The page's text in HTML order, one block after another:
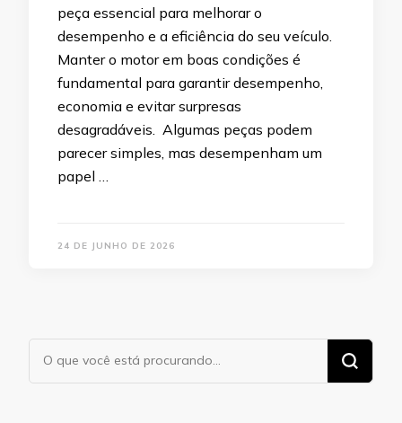
peça essencial para melhorar o
desempenho e a eficiência do seu veículo.
Manter o motor em boas condições é
fundamental para garantir desempenho,
economia e evitar surpresas
desagradáveis. Algumas peças podem
parecer simples, mas desempenham um
papel …
24 DE JUNHO DE 2026
Procurando
algo?